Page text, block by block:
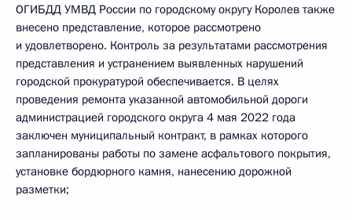
ОГИБДД УМВД России по городскому округу Королев также
внесено представление, которое рассмотрено
и удовлетворено. Контроль за результатами рассмотрения
представления и устранением выявленных нарушений
городской прокуратурой обеспечивается. В целях
проведения ремонта указанной автомобильной дороги
администрацией городского округа 4 мая 2022 года
заключен муниципальный контракт, в рамках которого
запланированы работы по замене асфальтового покрытия,
установке бордюрного камня, нанесению дорожной
разметки;